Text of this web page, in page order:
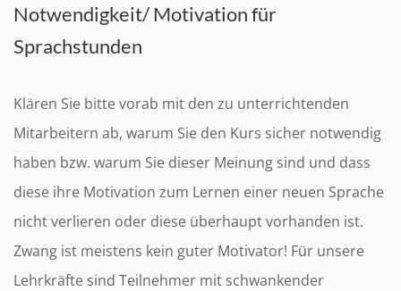
Notwendigkeit/ Motivation für
Sprachstunden
Klären Sie bitte vorab mit den zu unterrichtenden
Mitarbeitern ab, warum Sie den Kurs sicher notwendig
haben bzw. warum Sie dieser Meinung sind und dass
diese ihre Motivation zum Lernen einer neuen Sprache
nicht verlieren oder diese überhaupt vorhanden ist.
Zwang ist meistens kein guter Motivator! Für unsere
Lehrkräfte sind Teilnehmer mit schwankender